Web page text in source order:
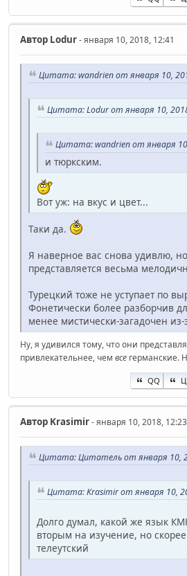
Автор Lodur- января 10, 2018, 12:41
Цитата: wandrien от января 10,
Цитата: Lodur от января 10,
Цитата: wandrien от января
и тюркским.
Вот уж: на вкус и цвет...
Таки да.
Я наверное вас снова удивлю,
представляется весьма
Турецкий тоже не уступает по
Фонетически более разборчив
менее мистически-загадочен из-
Ну, я удивился тому, что они
привлекательнее, чем все германские.
QQ
Автор Krasimir- января 10, 2018, 12:23
Цитата: Цитатель от января 10,
Цитата: Krasimir от января 10,
Долго думал, какой же язык
вторым на изучение, но скорее
телеутский